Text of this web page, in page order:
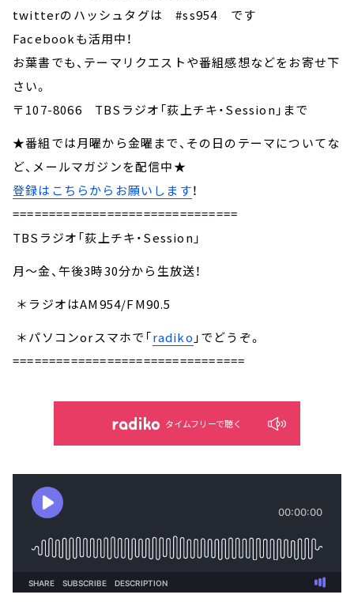
twitterのハッシュタグは #ss954 です
Facebookも活用中！
お葉書でも、テーマリクエストや番組感想などをお寄せ下
さい。
〒107-8066 TBSラジオ「荻上チキ・Session」まで
★番組では月曜から金曜まで、その日のテーマについてな
ど、メールマガジンを配信中★
登録はこちらからお願いします！
===============================
TBSラジオ「荻上チキ・Session」
月～金、午後3時30分から生放送！
＊ラジオはAM954/FM90.5
＊パソコンorスマホで「radiko 」でどうぞ。
================================
タイムフリーで聴く